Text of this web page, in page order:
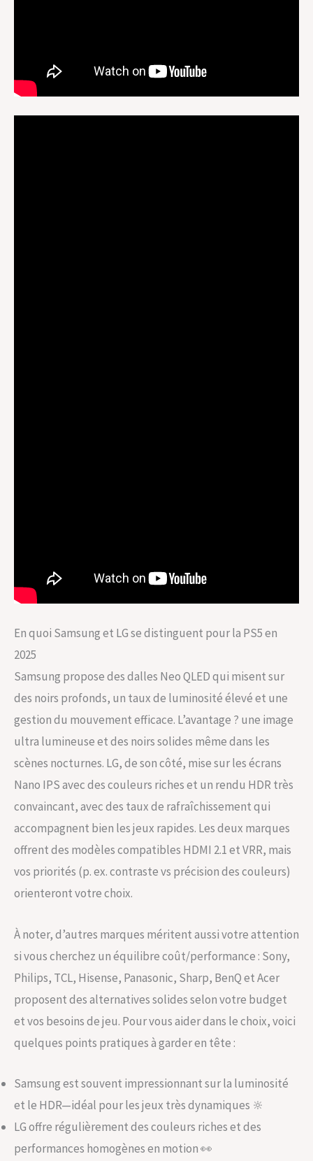
En quoi Samsung et LG se distinguent pour la PS5 en
2025
Samsung propose des dalles Neo QLED qui misent sur
des noirs profonds, un taux de luminosité élevé et une
gestion du mouvement efficace. L’avantage ? une image
ultra lumineuse et des noirs solides même dans les
scènes nocturnes. LG, de son côté, mise sur les écrans
Nano IPS avec des couleurs riches et un rendu HDR très
convaincant, avec des taux de rafraîchissement qui
accompagnent bien les jeux rapides. Les deux marques
offrent des modèles compatibles HDMI 2.1 et VRR, mais
vos priorités (p. ex. contraste vs précision des couleurs)
orienteront votre choix.
À noter, d’autres marques méritent aussi votre attention
si vous cherchez un équilibre coût/performance : Sony,
Philips, TCL, Hisense, Panasonic, Sharp, BenQ et Acer
proposent des alternatives solides selon votre budget
et vos besoins de jeu. Pour vous aider dans le choix, voici
quelques points pratiques à garder en tête :
Samsung est souvent impressionnant sur la luminosité
et le HDR—idéal pour les jeux très dynamiques 🔆
LG offre régulièrement des couleurs riches et des
performances homogènes en motion 👀